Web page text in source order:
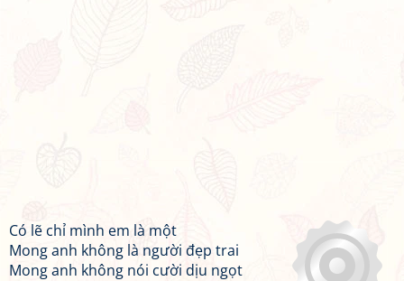
Có lẽ chỉ mình em là một
Mong anh không là người đẹp trai
Mong anh không nói cười dịu ngọt